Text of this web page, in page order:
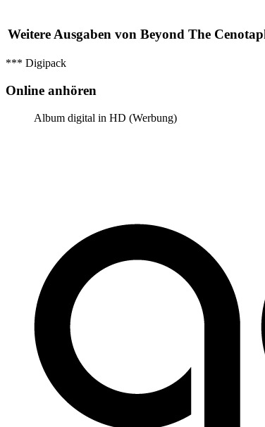
Weitere Ausgaben von Beyond The
*** Digipack
Online anhören
Album digital in HD (Werbung)